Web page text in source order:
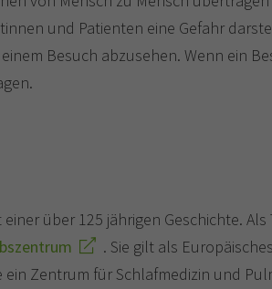
und Patienten eine Gefahr
Besuch abzusehen. Wenn ein
über 125 jährigen Geschichte. Als
. Sie gilt als
Zentrum für Schlafmedizin und